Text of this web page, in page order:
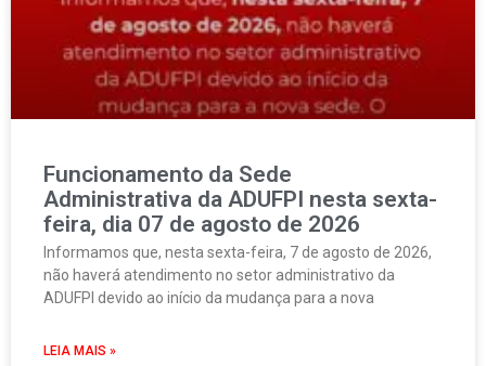
Funcionamento da Sede
Administrativa da ADUFPI nesta sexta-
feira, dia 07 de agosto de 2026
Informamos que, nesta sexta-feira, 7 de agosto de 2026,
não haverá atendimento no setor administrativo da
ADUFPI devido ao início da mudança para a nova
LEIA MAIS »